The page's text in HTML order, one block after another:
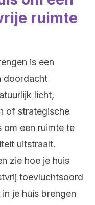
ruimte
is een
doordacht
licht,
of strategische
om een ruimte te
uitstraalt.
zie hoe je huis
toevluchtsoord
je huis brengen